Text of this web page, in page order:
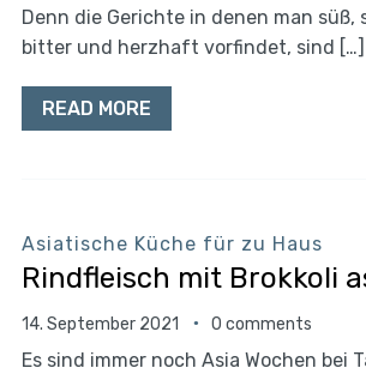
Denn die Gerichte in denen man süß,
bitter und herzhaft vorfindet, sind […]
READ MORE
Asiatische Küche für zu Haus
Rindfleisch mit Brokkoli
14. September 2021 0 comments
Es sind immer noch Asia Wochen bei